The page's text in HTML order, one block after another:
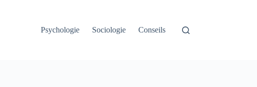
Psychologie
Sociologie Conseils